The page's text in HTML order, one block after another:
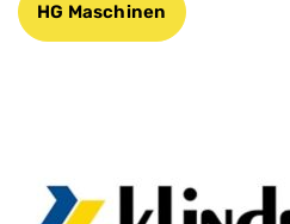
HG Maschinen